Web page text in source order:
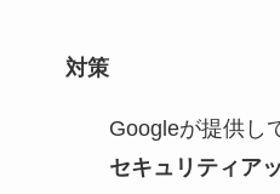
対策
Googleが提供し
セキュリティア